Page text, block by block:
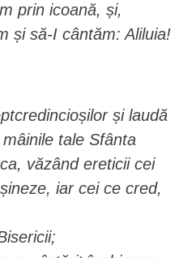
prin icoană, și,
și să-I cântăm: Aliluia!
și laudă
tale Sfânta
văzând ereticii cei
iar cei ce cred,